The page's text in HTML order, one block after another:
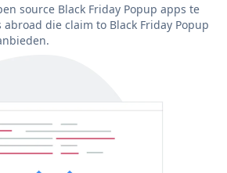
source Black Friday Popup apps te
die claim to Black Friday Popup